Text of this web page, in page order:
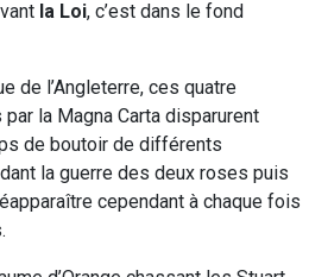
la Loi, c’est dans le fond
de l’Angleterre, ces quatre
la Magna Carta disparurent
de boutoir de différents
la guerre des deux roses puis
cependant à chaque fois